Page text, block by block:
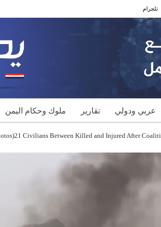
تلجرام
عربي ودولي تقارير ملوك وحكام اليمن